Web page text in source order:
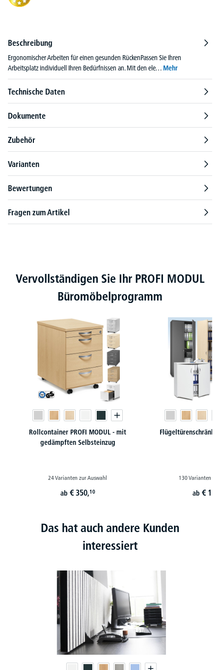
Beschreibung
Ergonomischer Arbeiten für einen gesunden RückenPassen Sie Ihren
Arbeitsplatz individuell Ihren Bedürfnissen an. Mit den ele… Mehr
Technische Daten
Dokumente
Zubehör
Varianten
Bewertungen
Fragen zum Artikel
Produktgalerie überspringen
Vervollständigen Sie Ihr PROFI MODUL
Büromöbelprogramm
Rollcontainer PROFI MODUL - mit
gedämpften Selbsteinzug
24 Varianten zur Auswahl
ab € 350,10
Flügeltürenschränke
130 Varianten
ab €
Das hat auch andere Kunden
interessiert